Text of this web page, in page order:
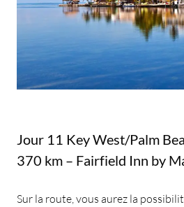
Jour 11 Key West/Palm
370 km – Fairfield Inn by
Sur la route, vous aurez la